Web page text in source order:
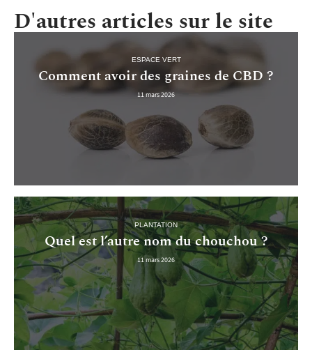
D'autres articles sur le site
ESPACE VERT
Comment avoir des graines de CBD ?
11 mars 2026
PLANTATION
Quel est l’autre nom du chouchou ?
11 mars 2026